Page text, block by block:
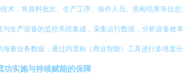
术，将原料批次、生产工序、操作人员、质检结果等信
与生产设备的监控系统集成，采集运行数据，分析设备效
海量业务数据，通过内置BI（商业智能）工具进行多维度
功实施与持续赋能的保障